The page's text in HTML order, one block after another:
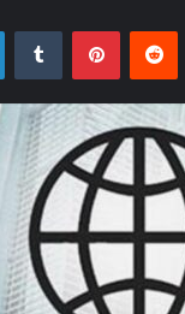
LinkedInTumblr Pinterest